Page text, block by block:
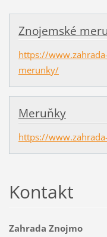
Znojemské
https://
merunky/
Meruňky
https://
Kontakt
Zahrada Znojmo